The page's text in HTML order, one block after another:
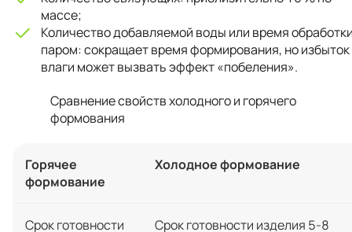
массе;
Количество добавляемой воды или время
паром: сокращает время формирования, но избыток
влаги может вызвать эффект «побеления».
Сравнение свойств холодного и горячего
формования
Горячее
формование
Холодное формование
Срок готовности Срок готовности изделия 5-8